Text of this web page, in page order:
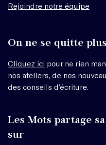
Rejoindre notre équipe
On ne se quitte
Cliquez ici pour ne rien
nos ateliers, de nos
des conseils d’écriture.
Les Mots partage
sur